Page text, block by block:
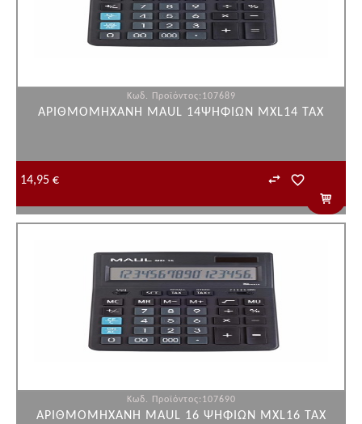
Κωδ. Προϊόντος:107689
ΑΡΙΘΜΟΜΗΧΑΝΗ MAUL 14ΨΗΦΙΩΝ MXL14 TAX
14,95 €
Κωδ. Προϊόντος:107690
ΑΡΙΘΜΟΜΗΧΑΝΗ MAUL 16 ΨΗΦΙΩΝ MXL16 TAX